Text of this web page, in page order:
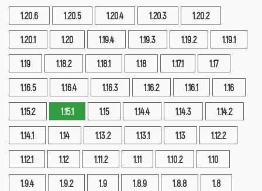
1.20.6 1.20.5 1.20.4 1.20.3 1.20.2
1.20.1 1.20 1.19.4 1.19.3 1.19.2 1.19.1
1.19 1.18.2 1.18.1 1.18 1.17.1 1.17
1.16.5 1.16.4 1.16.3 1.16.2 1.16.1 1.16
1.15.2 1.15.1 1.15 1.14.4 1.14.3 1.14.2
1.14.1 1.14 1.13.2 1.13.1 1.13 1.12.2
1.12.1 1.12 1.11.2 1.11 1.10.2 1.10
1.9.4 1.9.2 1.9 1.8.9 1.8.8 1.8